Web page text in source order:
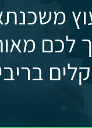
לכם